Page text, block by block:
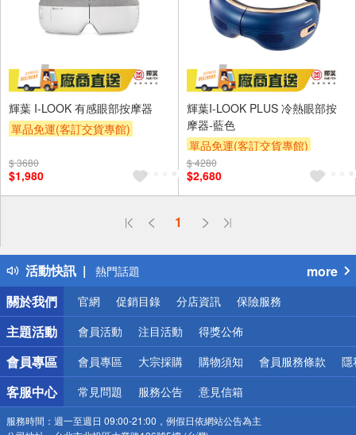
輝葉 I-LOOK 有感眼部按摩器
單品免運(客訂交貨專館)
$ 3680
$1,980
輝葉I-LOOK PLUS 冷熱眼部按
摩器-藍色
單品免運(客訂交貨專館)
$ 4280
$2,680
1
活動快訊
偏遠地區配送
得獎公告
熱門話題
銀行優惠
偏遠地區配送
詐騙網頁！請小心！
more
關於我們
官網 促銷目錄 分店資訊 保險服務
主題活動 會員活動 注目活動 得獎公佈
會員專區 會員專區 大宗採購 購物須知 會員服務條款 隱
客服中心 常見問題 服務公告 意見信箱
服務時間： 週一至週日 09:00-21:00，例假日依網站公告為主